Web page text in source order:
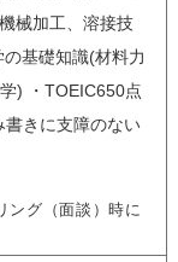
械加工、溶接技
基礎知識(材料力
) ・TOEIC650点
きに支障のない
ング（面談）時に